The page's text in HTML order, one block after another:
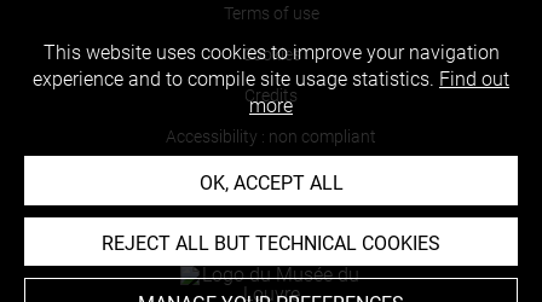
Terms of use
Cookies
Credits
Accessibility : non compliant
This website uses cookies to improve your navigation
experience and to compile site usage statistics. Find out
more
OK, ACCEPT ALL
REJECT ALL BUT TECHNICAL COOKIES